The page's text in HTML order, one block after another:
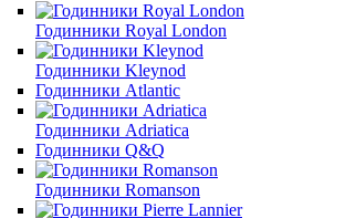
Годинники Royal London
Годинники Kleynod
Годинники Atlantic
Годинники Adriatica
Годинники Q&Q
Годинники Romanson